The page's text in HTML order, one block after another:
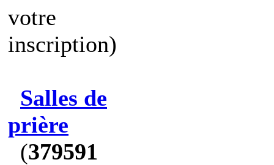
votre
inscription)
Salles de
prière
(379591